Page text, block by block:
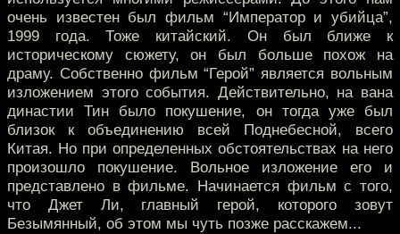
очень известен был фильм “Император и убийца”,
1999 года. Тоже китайский. Он был ближе к
историческому сюжету, он был больше похож на
драму. Собственно фильм “Герой” является вольным
изложением этого события. Действительно, на вана
династии Тин было покушение, он тогда уже был
близок к объединению всей Поднебесной, всего
Китая. Но при определенных обстоятельствах на него
произошло покушение. Вольное изложение его и
представлено в фильме. Начинается фильм с того,
что Джет Ли, главный герой, которого зовут
Безымянный, об этом мы чуть позже расскажем...